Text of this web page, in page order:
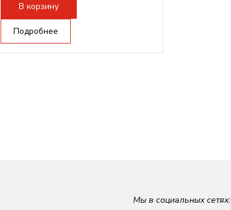
В корзину
Подробнее
Мы в социальных сетях: